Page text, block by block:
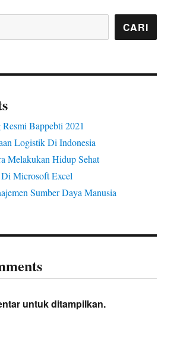
CARI
Bappebti 2021
Logistik Di Indonesia
Melakukan Hidup Sehat
Microsoft Excel
Sumber Daya Manusia
untuk ditampilkan.